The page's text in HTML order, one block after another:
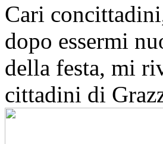
Cari
dopo essermi
della festa, mi
cittadini di